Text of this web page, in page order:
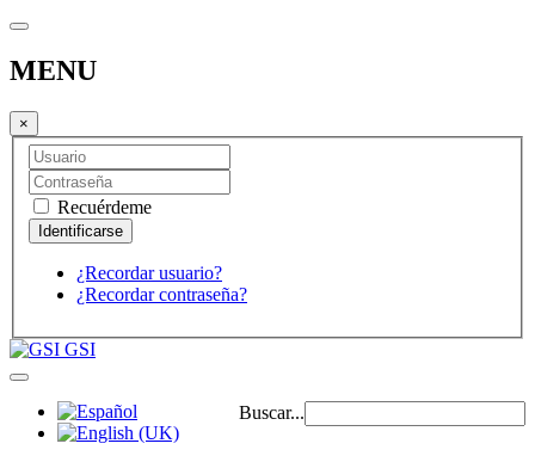
MENU
×
Recuérdeme
¿Recordar usuario?
¿Recordar contraseña?
GSI
Buscar...